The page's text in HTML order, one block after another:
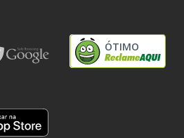
ÓTIMO